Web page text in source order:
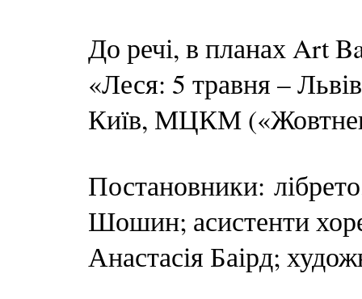
До речі, в планах Art
«Леся: 5 травня –
Київ, МЦКМ
Постановники:
Шошин; асистенти
Анастасія Баірд;